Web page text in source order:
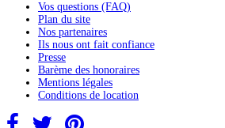
Vos questions (FAQ)
Plan du site
Nos partenaires
Ils nous ont fait confiance
Presse
Barème des honoraires
Mentions légales
Conditions de location